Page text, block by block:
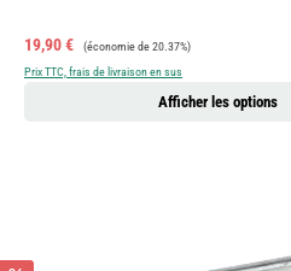
Prix de vente :
19,90 € Prix régulier :
(économie de 20.37%)
Prix TTC, frais de livraison en sus
Afficher les options